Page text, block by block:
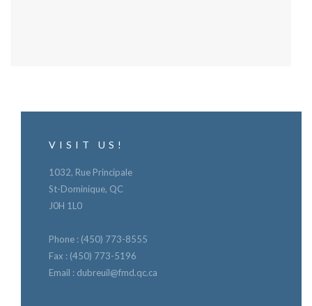
VISIT US!
1032, Rue Principale
St-Dominique, QC
J0H 1L0
Phone : (450) 773-8555
Fax : (450) 773-5196
Email : dubreuil@fmd.qc.ca